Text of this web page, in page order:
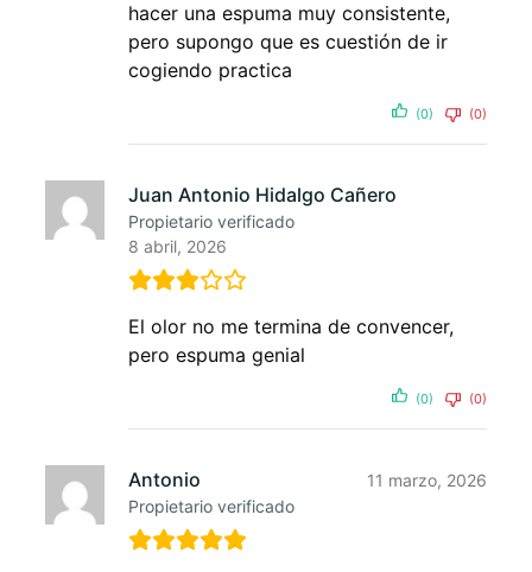
hacer una espuma muy consistente,
pero supongo que es cuestión de ir
cogiendo practica
(0) (0)
Juan Antonio Hidalgo Cañero
Propietario verificado
8 abril, 2026
El olor no me termina de convencer,
pero espuma genial
(0) (0)
Antonio
Propietario verificado
11 marzo, 2026